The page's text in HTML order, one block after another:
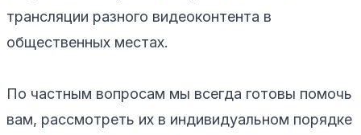
трансляции разного видеоконтента в
общественных местах.
По частным вопросам мы всегда готовы помочь
вам, рассмотреть их в индивидуальном порядке